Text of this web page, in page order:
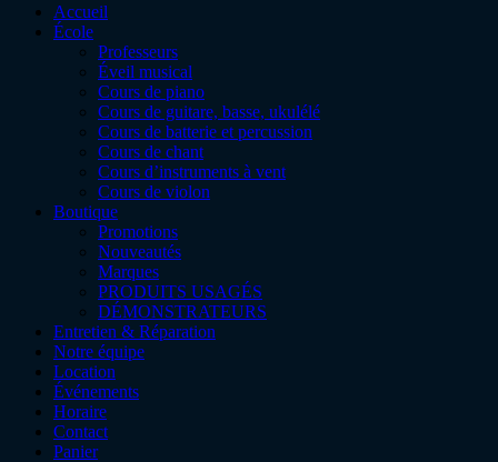
Accueil
École
Professeurs
Éveil musical
Cours de piano
Cours de guitare, basse, ukulélé
Cours de batterie et percussion
Cours de chant
Cours d’instruments à vent
Cours de violon
Boutique
Promotions
Nouveautés
Marques
PRODUITS USAGÉS
DÉMONSTRATEURS
Entretien & Réparation
Notre équipe
Location
Événements
Horaire
Contact
Panier